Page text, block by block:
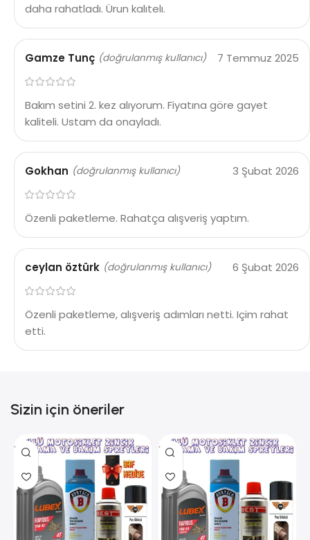
daha rahatladı. Ürun kalıtelı.
Gamze Tunç (doğrulanmış kullanıcı) 7 Temmuz 2025
Bakım setini 2. kez alıyorum. Fiyatına göre gayet
kaliteli. Ustam da onayladı.
Gokhan (doğrulanmış kullanıcı) 3 Şubat 2026
Özenli paketleme. Rahatça alışveriş yaptım.
ceylan öztürk (doğrulanmış kullanıcı) 6 Şubat 2026
Özenli paketleme, alışveriş adımları netti. Içim rahat
etti.
Sizin için öneriler